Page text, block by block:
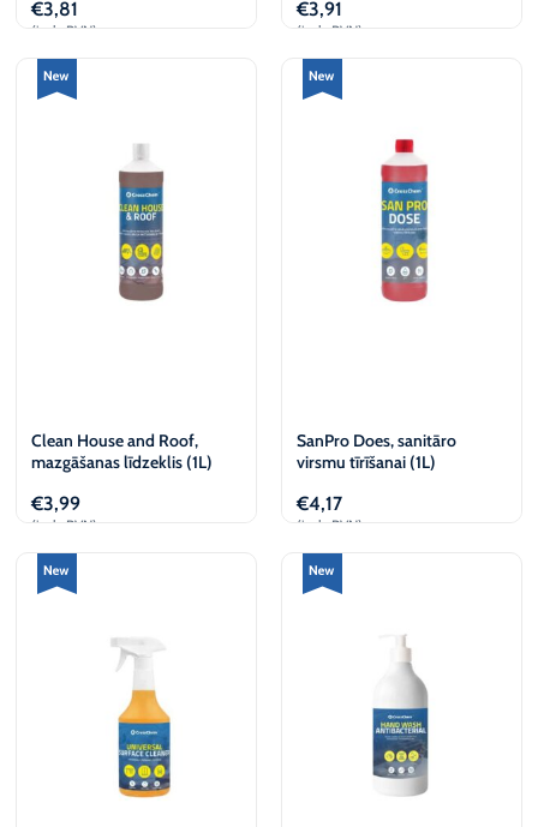
€3,81
(iesk. PVN)
€3,91
(iesk. PVN)
Clean House and Roof,
mazgāšanas līdzeklis (1L)
€3,99
(iesk. PVN)
SanPro Does, sanitāro
virsmu tīrīšanai (1L)
€4,17
(iesk. PVN)